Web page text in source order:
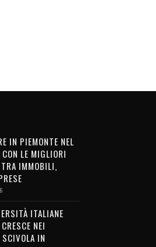
IN PIEMONTE NEL
LE MIGLIORI
IMMOBILI,
ITALIANE
NEI
IN